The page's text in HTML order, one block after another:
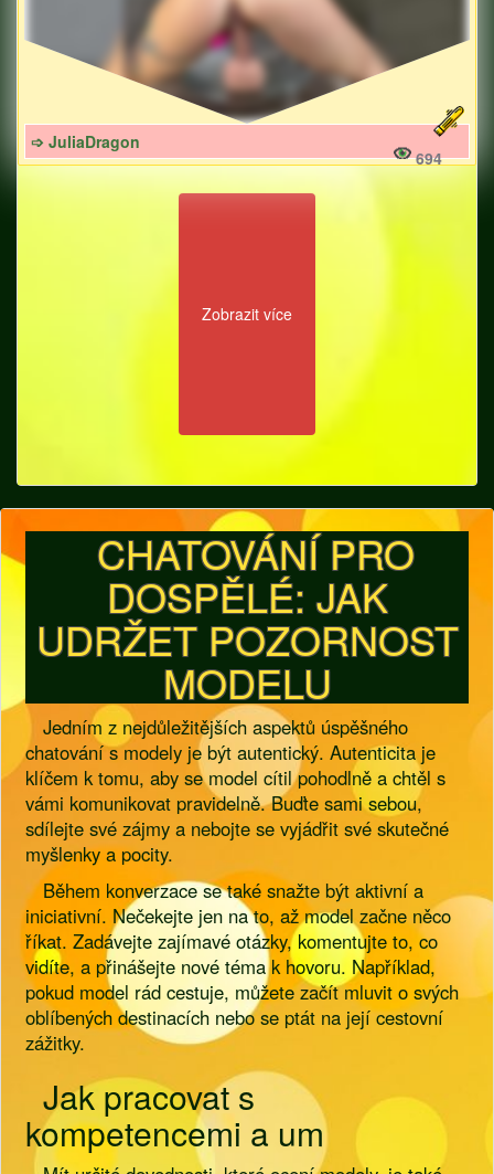
➩ JuliaDragon
694
Zobrazit více
CHATOVÁNÍ PRO
DOSPĚLÉ: JAK
UDRŽET POZORNOST
MODELU
Jedním z nejdůležitějších aspektů úspěšného
chatování s modely je být autentický. Autenticita je
klíčem k tomu, aby se model cítil pohodlně a chtěl s
vámi komunikovat pravidelně. Buďte sami sebou,
sdílejte své zájmy a nebojte se vyjádřit své skutečné
myšlenky a pocity.
Během konverzace se také snažte být aktivní a
iniciativní. Nečekejte jen na to, až model začne něco
říkat. Zadávejte zajímavé otázky, komentujte to, co
vidíte, a přinášejte nové téma k hovoru. Například,
pokud model rád cestuje, můžete začít mluvit o svých
oblíbených destinacích nebo se ptát na její cestovní
zážitky.
Jak pracovat s
kompetencemi a um